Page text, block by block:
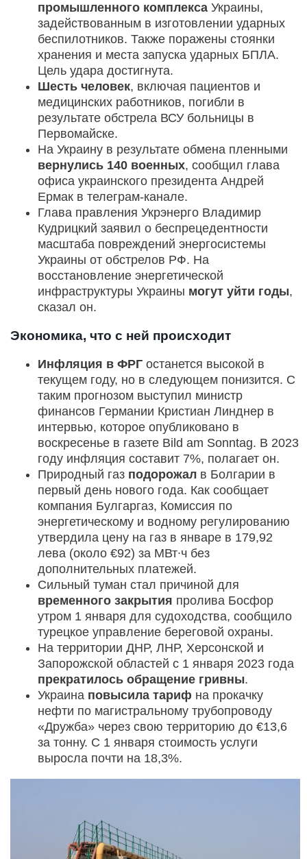
промышленного комплекса Украины,
задействованным в изготовлении ударных
беспилотников. Также поражены стоянки
хранения и места запуска ударных БПЛА.
Цель удара достигнута.
Шесть человек, включая пациентов и
медицинских работников, погибли в
результате обстрела ВСУ больницы в
Первомайске.
На Украину в результате обмена пленными
вернулись 140 военных, сообщил глава
офиса украинского президента Андрей
Ермак в телеграм-канале.
Глава правления Укрэнерго Владимир
Кудрицкий заявил о беспрецедентности
масштаба повреждений энергосистемы
Украины от обстрелов РФ. На
восстановление энергетической
инфраструктуры Украины могут уйти годы,
сказал он.
Экономика, что с ней происходит
Инфляция в ФРГ останется высокой в
текущем году, но в следующем понизится. С
таким прогнозом выступил министр
финансов Германии Кристиан Линднер в
интервью, которое опубликовано в
воскресенье в газете Bild am Sonntag. В 2023
году инфляция составит 7%, полагает он.
Природный газ подорожал в Болгарии в
первый день нового года. Как сообщает
компания Булгаргаз, Комиссия по
энергетическому и водному регулированию
утвердила цену на газ в январе в 179,92
лева (около €92) за МВт∙ч без
дополнительных платежей.
Сильный туман стал причиной для
временного закрытия пролива Босфор
утром 1 января для судоходства, сообщило
турецкое управление береговой охраны.
На территории ДНР, ЛНР, Херсонской и
Запорожской областей с 1 января 2023 года
прекратилось обращение гривны.
Украина повысила тариф на прокачку
нефти по магистральному трубопроводу
«Дружба» через свою территорию до €13,6
за тонну. С 1 января стоимость услуги
выросла почти на 18,3%.